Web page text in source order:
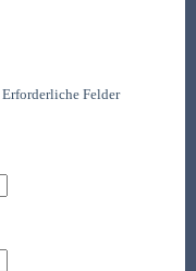
Erforderliche Felder